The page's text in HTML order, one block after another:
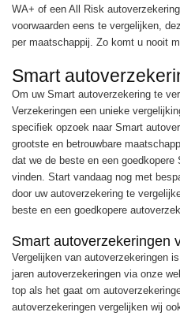
WA+ of een All Risk
voorwaarden eens te vergelijken,
per maatschappij. Zo komt u nooit
Smart
Om uw Smart autoverzekering te
Verzekeringen een unieke
specifiek opzoek naar Smart
grootste en betrouwbare
dat we de beste en een
vinden. Start vandaag nog met
door uw autoverzekering te
beste en een goedkopere
Smart autoverzekeringen
Vergelijken van autoverzekeringen
jaren autoverzekeringen via onze
top als het gaat om
autoverzekeringen vergelijken wij